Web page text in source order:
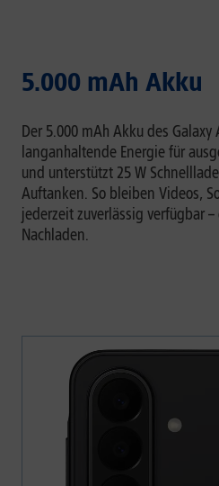
5.000 mAh Akku
Der 5.000 mAh Akku des Galaxy
langanhaltende Energie für
und unterstützt 25 W
Auftanken. So bleiben Videos,
jederzeit zuverlässig verfügbar
Nachladen.